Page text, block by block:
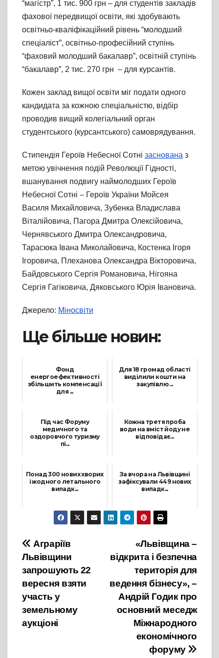
“магістр”, 1 тис. 900 грн – для студентів закладів
фахової передвищої освіти, які здобувають
освітньо-кваліфікаційний рівень “молодший
спеціаліст”, освітньо-професійний ступінь
“фаховий молодший бакалавр”, освітній ступінь
“бакалавр”, 2 тис. 270 грн – для курсантів.
Кожен заклад вищої освіти міг подати одного
кандидата за кожною спеціальністю, відбір
проводив вищий колегіальний орган
студентського (курсантського) самоврядування.
Стипендія Героїв Небесної Сотні заснована з
метою увічнення подій Революції Гідності,
вшанування подвигу наймолодших Героїв
Небесної Сотні – Героїв України Мойсея
Василя Михайловича, Зубенка Владислава
Віталійовича, Пагора Дмитра Олексійовича,
Чернявського Дмитра Олександровича,
Тарасюка Івана Миколайовича, Костенка Ігоря
Ігоровича, Плеханова Олександра Вікторовича,
Байдовського Сергія Романовича, Нігояна
Сергія Гагіковича, Дяковського Юрія Івановича.
Джерело: Міносвіти
Ще більше новин:
Фонд
енергоефективності
збільшить компенсації
для ...
Для 18 громад області
виділили кошти на
закупівлю ...
Під час Форуму
медичного та
оздоровчого туризму
пі...
Кожна третя проба
води на вміст йоду не
відповідає...
Понад 300 нових хворих
і жодного летального
випадк...
9 Вересня, 2021
За вчора на Львівщині
зафіксували 449 нових
випадк...
22 Вересня, 2021
Навігація
записів
«Львівщина –
відкрита і безпечна
територія для
ведення бізнесу», –
Андрій Годик про
основний меседж
Міжнародного
економічного
форуму
Аграріїв
Львівщини
запрошують 22
вересня взяти
участь у
земельному
аукціоні